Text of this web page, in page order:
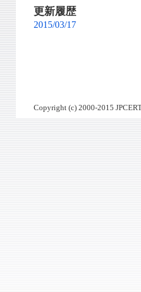
更新履歴
2015/03/17
Copyright (c) 2000-2015